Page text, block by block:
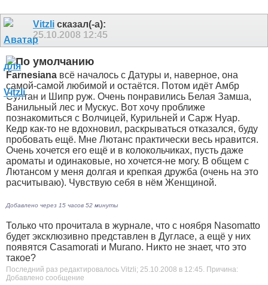
Vitzli сказал(-а):
25.10.2008 12:45
Farnesiana всё началось с Датуры и, наверное, она
самой-самой любимой и остаётся. Потом идёт Амбр
Султан и Шипр руж. Очень понравились Белая Замша,
Ванильный лес и Мускус. Вот хочу проближе
познакомиться с Волчицей, Курильней и Сарж Нуар.
Кедр как-то не вдохновил, раскрываться отказался, буду
пробовать ещё. Мне Лютанс практически весь нравится.
Очень хочется его ещё и в колокольчиках, пусть даже
ароматы и одинаковые, но хочется-не могу. В общем с
Лютансом у меня долгая и крепкая дружба (очень на это
расчитываю). Чувствую себя в нём Женщиной.
Добавлено через 15 часов 52 минуты
Только что прочитала в журнале, что с ноября Nasomatto
будет эксклюзивно представлен в Дугласе, а ещё у них
появятся Casamorati и Murano. Никто не знает, что это
такое?
Последний раз редактировалось Vitzli; 25.10.2008 в 12:45. Причина:
Добавлено сообщение